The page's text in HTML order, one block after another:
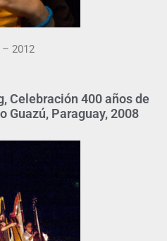
– 2012
Celebración 400 años de
Guazú, Paraguay, 2008